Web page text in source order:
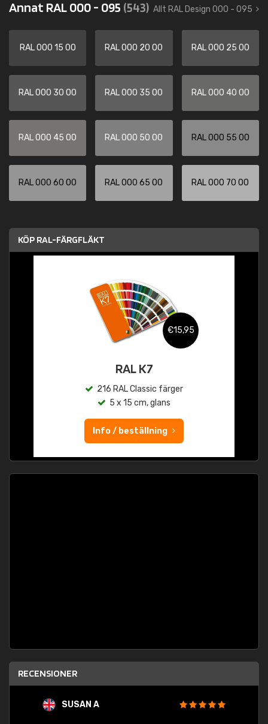
Annat RAL 000 - 095 (543) Allt RAL Design 000 - 095
RAL 000 15 00 RAL 000 20 00 RAL 000 25 00
RAL 000 30 00 RAL 000 35 00 RAL 000 40 00
RAL 000 45 00 RAL 000 50 00 RAL 000 55 00
RAL 000 60 00 RAL 000 65 00 RAL 000 70 00
KÖP RAL-FÄRGFLÄKT
€15,95
RAL K7
216 RAL Classic färger
5 x 15 cm, glans
Info / beställning
RECENSIONER
SUSAN A